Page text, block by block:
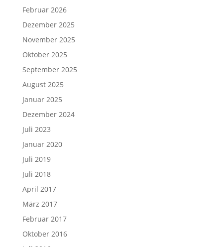
Februar 2026
Dezember 2025
November 2025
Oktober 2025
September 2025
August 2025
Januar 2025
Dezember 2024
Juli 2023
Januar 2020
Juli 2019
Juli 2018
April 2017
März 2017
Februar 2017
Oktober 2016